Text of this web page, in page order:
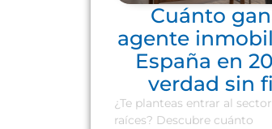
Cuánto
agente
España en
verdad sin
¿Te planteas entrar al
raíces? Descubre cuánto